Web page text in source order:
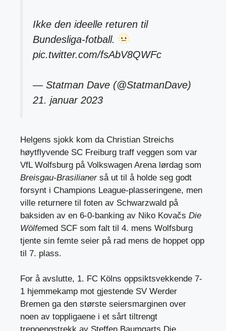
Ikke den ideelle returen til
Bundesliga-fotball.
pic.twitter.com/fsAbV8QWFc
— Statman Dave (@StatmanDave)
21. januar 2023
Helgens sjokk kom da Christian Streichs
høytflyvende SC Freiburg traff veggen som var
VfL Wolfsburg på Volkswagen Arena lørdag som
Breisgau-Brasilianerså ut til å holde seg godt
forsynt i Champions League-plasseringene, men
ville returnere til foten av Schwarzwald på
baksiden av en 6-0-banking av Niko Kovačs Die
Wölfemed SCF som falt til 4. mens Wolfsburg
tjente sin femte seier på rad mens de hoppet opp
til 7. plass.
For å avslutte, 1. FC Kölns oppsiktsvekkende 7-
1 hjemmekamp mot gjestende SV Werder
Bremen ga den største seiersmarginen over
noen av toppligaene i et sårt tiltrengt